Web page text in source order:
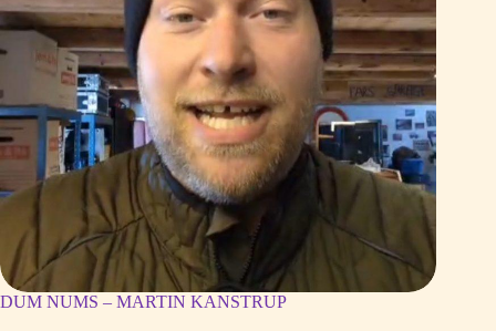
DUM NUMS – MARTIN KANSTRUP